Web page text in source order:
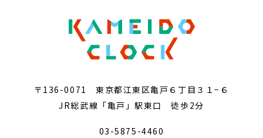
〒136-0071 東京都江東区亀戸６丁目３１−６
JR総武線「亀戸」駅東口 徒歩2分
03-5875-4460